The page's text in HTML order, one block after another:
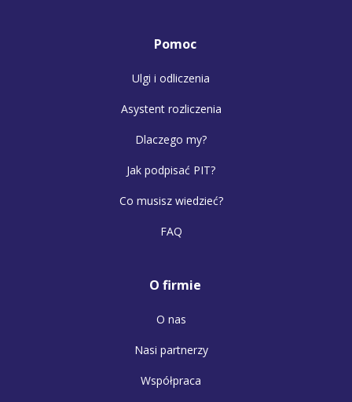
Pomoc
Ulgi i odliczenia
Asystent rozliczenia
Dlaczego my?
Jak podpisać PIT?
Co musisz wiedzieć?
FAQ
O firmie
O nas
Nasi partnerzy
Współpraca